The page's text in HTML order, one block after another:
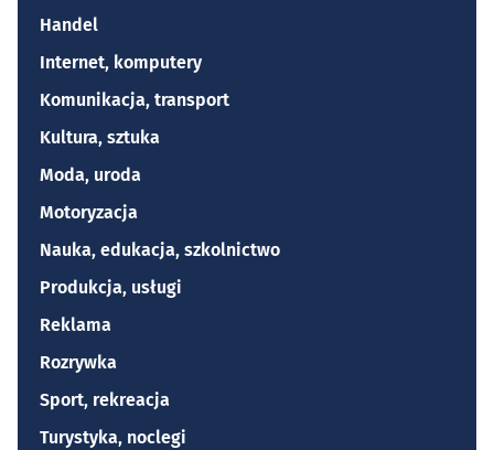
Handel
Internet, komputery
Komunikacja, transport
Kultura, sztuka
Moda, uroda
Motoryzacja
Nauka, edukacja, szkolnictwo
Produkcja, usługi
Reklama
Rozrywka
Sport, rekreacja
Turystyka, noclegi